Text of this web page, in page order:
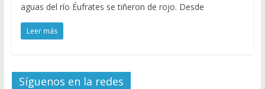
aguas del río Éufrates se tiñeron de rojo. Desde
Leer más
Síguenos en la redes